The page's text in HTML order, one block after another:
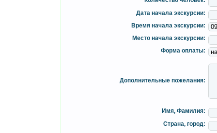
Дата начала экскурсии:
Время начала экскурсии:
Место начала экскурсии:
Форма оплаты:
Дополнительные пожелания:
Имя, Фамилия:
Страна, город: